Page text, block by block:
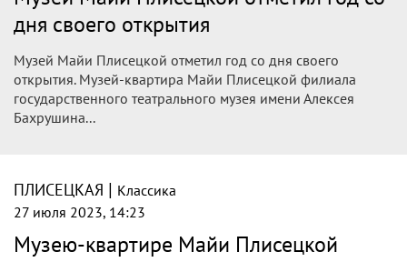
дня своего открытия
Музей Майи Плисецкой отметил год со дня своего
открытия. Музей-квартира Майи Плисецкой филиала
государственного театрального музея имени Алексея
Бахрушина...
ПЛИСЕЦКАЯ | Классика
27 июля 2023, 14:23
Музею-квартире Майи Плисецкой